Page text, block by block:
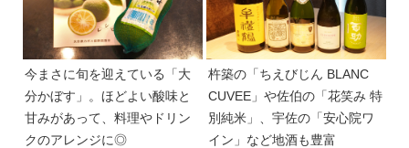
今まさに旬を迎えている「大
分かぼす」。ほどよい酸味と
甘みがあって、料理やドリン
クのアレンジに◎
杵築の「ちえびじん BLANC
CUVEE」や佐伯の「花笑み 特
別純米」、宇佐の「安心院ワ
イン」など地酒も豊富